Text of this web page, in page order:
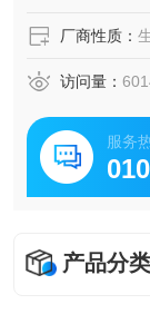
厂商性质：
访问量：
服务
产品分类